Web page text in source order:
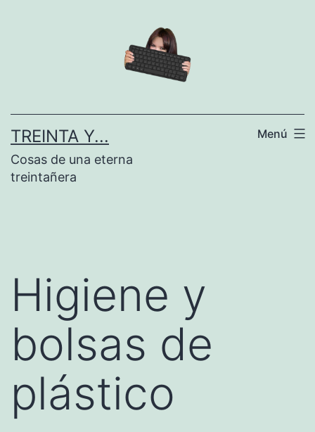
TREINTA Y...
Cosas de una eterna
treintañera
Menú
Higiene y
bolsas de
plástico